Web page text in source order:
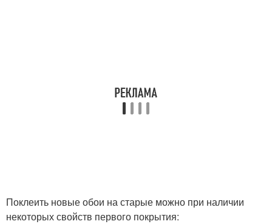
Поклеить новые обои на старые можно при наличии
некоторых свойств первого покрытия: